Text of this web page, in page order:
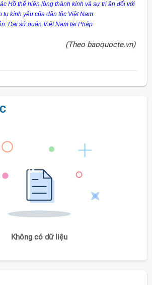
Hồ thể hiện lòng thành kính và sự tri ân đối với
tụ kính yêu của dân tộc Việt Nam.
Đại sứ quán Việt Nam tại Pháp
(Theo baoquocte.vn)
Không có dữ liệu